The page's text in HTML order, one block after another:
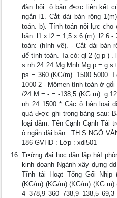
đàn hồi: ô bản đ•ợc liên kết
ngắn l1. Cắt dải bản rộng
toán. b). Tính toán nội lực cho
bản: l1 x l2 = 1,5 x 6 (m). l2 6
toán: (hình vẽ). - Cắt dải bản
để tính toán. Ta có: ql 2 (g p )
s nh 24 24 Mg Mnh Mg p = g
ps = 360 (KG/m). 1500 5000
1000 2 - Mômen tính toán ở
/24 M = - = -138,5 (KG.m). g
nh 24 1500 * Các ô bản loại
quả đ•ợc ghi trong bảng sau:
loại dầm. Tên Cạnh Cạnh Tải
ô ngắn dài bản . TH.S NGÔ
186 GVHD : Lớp : xdl501
Tr•ờng đại học dân lập hảI
kinh doanh Ngành xây dựng
Tĩnh tải Hoạt Tổng Gối
(KG/m) (KG/m) (KG/m)
4 378,9 360 738,9 138,5